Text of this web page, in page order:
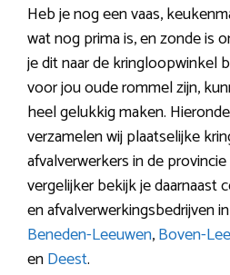
Heb je nog een vaas,
wat nog prima is, en zonde is
je dit naar de kringloopwinkel
voor jou oude rommel zijn,
heel gelukkig maken.
verzamelen wij plaatselijke
afvalverwerkers in de provincie
vergelijker bekijk je daarnaast
en afvalverwerkingsbedrijven
Beneden-Leeuwen,Boven-
enDeest.